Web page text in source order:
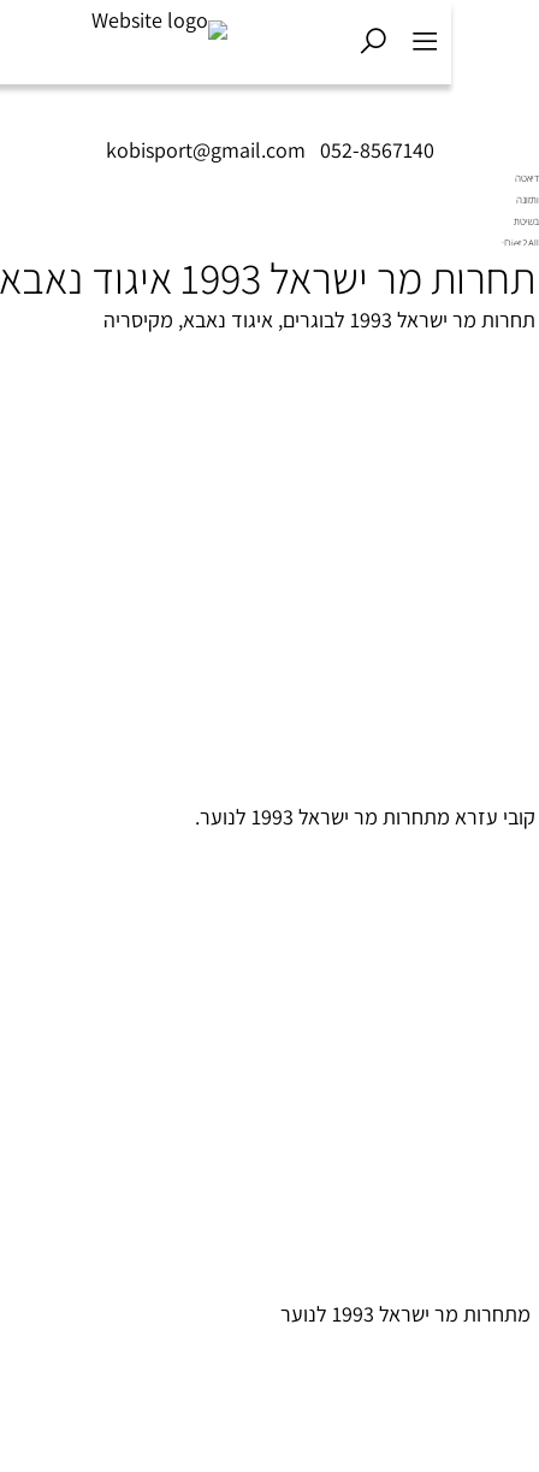
kobisport@gmail.com|052-8567140
מר ישראל 1993 איגוד נאבא
לבוגרים, איגוד נאבא, מקיסריה
מתחרות מר ישראל 1993 לנוער.
ישראל 1993 לנוער